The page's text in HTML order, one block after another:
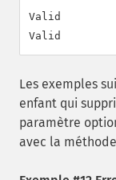
Valid
Les exemples
enfant qui
paramètre
avec la